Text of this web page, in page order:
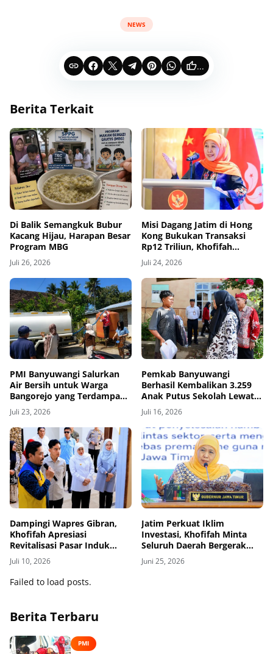
NEWS
...
Berita Terkait
Di Balik Semangkuk Bubur
Kacang Hijau, Harapan Besar
Program MBG
Juli 26, 2026
Misi Dagang Jatim di Hong
Kong Bukukan Transaksi
Rp12 Triliun, Khofifah
Dorong Ekspor dan Investasi
Juli 24, 2026
PMI Banyuwangi Salurkan
Air Bersih untuk Warga
Bangorejo yang Terdampak
Kekeringan
Juli 23, 2026
Pemkab Banyuwangi
Berhasil Kembalikan 3.259
Anak Putus Sekolah Lewat
Program Rindu Bulan
Juli 16, 2026
Dampingi Wapres Gibran,
Khofifah Apresiasi
Revitalisasi Pasar Induk
Banyuwangi
Juli 10, 2026
Jatim Perkuat Iklim
Investasi, Khofifah Minta
Seluruh Daerah Bergerak
Bersama
Juni 25, 2026
Failed to load posts.
Berita Terbaru
PMI